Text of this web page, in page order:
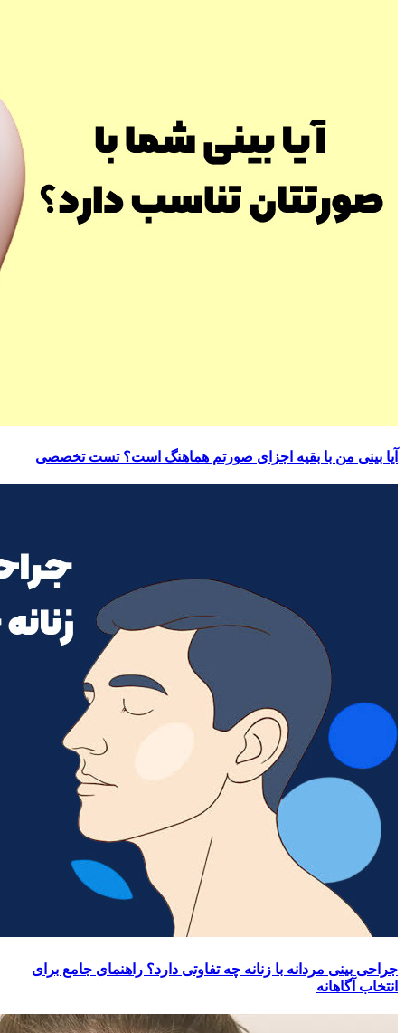
آیا بینی من با بقیه اجزای صورتم هماهنگ است؟ تست تخصصی
جراحی بینی مردانه با زنانه چه تفاوتی دارد؟ راهنمای جامع برای
انتخاب آگاهانه